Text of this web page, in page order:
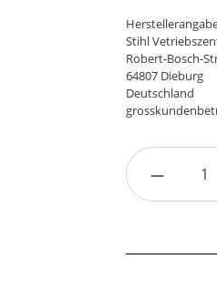
Stihl
Robert-Bosch-
64807 Dieburg
Deutschland
Produkt